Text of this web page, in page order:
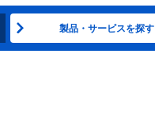
製品・サービスを探す